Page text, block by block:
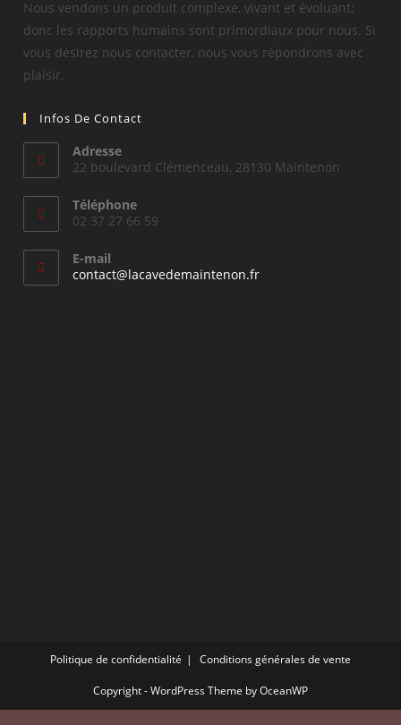
Nous vendons un produit complexe, vivant et évoluant;
donc les rapports humains sont primordiaux pour nous. Si
vous désirez nous contacter, nous vous répondrons avec
plaisir.
Infos De Contact
Adresse
22 boulevard Clémenceau, 28130 Maintenon
Téléphone
02 37 27 66 59
E-mail
contact@lacavedemaintenon.frS’ouvre
Politique de confidentialité Conditions générales de vente
Copyright - WordPress Theme by OceanWP